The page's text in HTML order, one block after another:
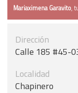
Mariaximena Garavito,
Dirección
Calle 185 #45-
Localidad
Chapinero